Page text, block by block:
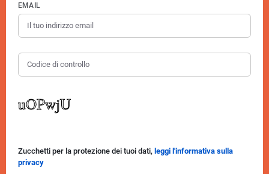
EMAIL
Zucchetti per la protezione dei tuoi dati, leggi l'informativa sulla
privacy